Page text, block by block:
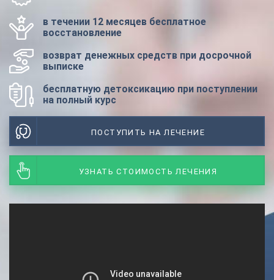
в течении 12 месяцев бесплатное
восстановление
возврат денежных средств при досрочной
выписке
бесплатную детоксикацию при поступлении
на полный курс
ПОСТУПИТЬ НА ЛЕЧЕНИЕ
УЗНАТЬ СТОИМОСТЬ ЛЕЧЕНИЯ